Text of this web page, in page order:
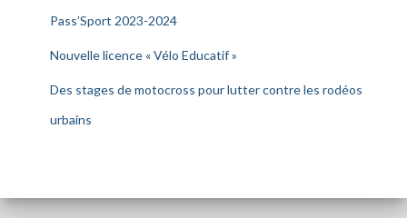
Pass’Sport 2023-2024
Nouvelle licence « Vélo Educatif »
Des stages de motocross pour lutter contre les rodéos
urbains